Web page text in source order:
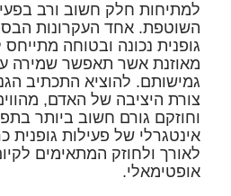
למתיחות חלק חשוב ורב
השוטפת. אחד העקרונות
גופנית נכונה ובטוחה מתייחס
מאוזנת אשר תאפשר שמירה
גמישותם. להוציא התכתיב
צורת היציבה של האדם,
וחוזקם גורם חשוב ביותר
אינטגרלי של פעילות
לאורך ולחוזק המתאימים
אופטימאלי.